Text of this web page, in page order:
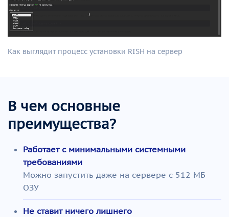
Как выглядит процесс установки RISH на сервер
В чем основные
преимущества?
Работает с минимальными системными
требованиями
Можно запустить даже на сервере с 512 МБ
ОЗУ
Не ставит ничего лишнего